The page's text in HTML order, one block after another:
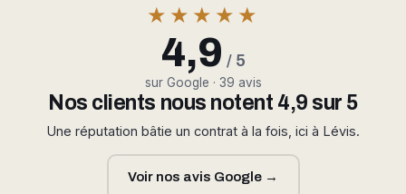
★★★★★
4,9 / 5
sur Google · 39 avis
Nos clients nous notent 4,9 sur 5
Une réputation bâtie un contrat à la fois, ici à Lévis.
Voir nos avis Google →